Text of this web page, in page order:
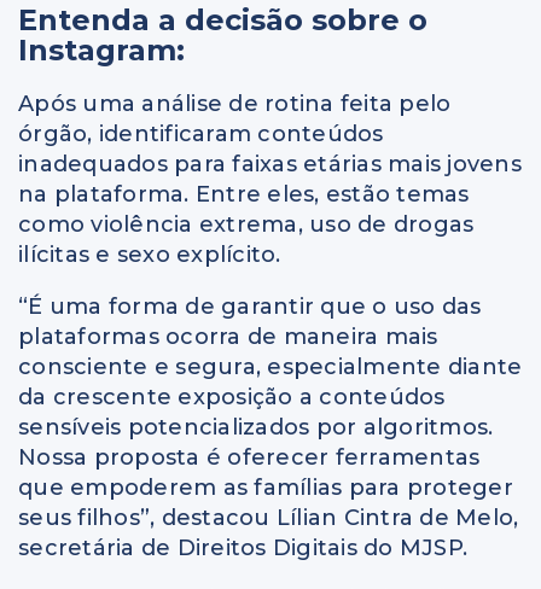
Entenda a decisão sobre o
Instagram:
Após uma análise de rotina feita pelo
órgão, identificaram conteúdos
inadequados para faixas etárias mais jovens
na plataforma. Entre eles, estão temas
como violência extrema, uso de drogas
ilícitas e sexo explícito.
“É uma forma de garantir que o uso das
plataformas ocorra de maneira mais
consciente e segura, especialmente diante
da crescente exposição a conteúdos
sensíveis potencializados por algoritmos.
Nossa proposta é oferecer ferramentas
que empoderem as famílias para proteger
seus filhos”, destacou Lílian Cintra de Melo,
secretária de Direitos Digitais do MJSP.